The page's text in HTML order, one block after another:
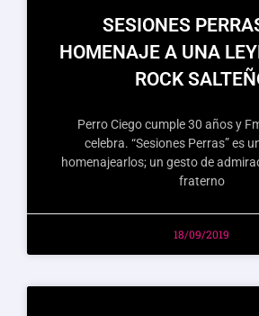
SESIONES
HOMENAJE A UNA
ROCK
Perro Ciego cumple 30 años y
celebra. “Sesiones Perras” es
homenajearlos; un gesto de
fraterno
18/09/2019